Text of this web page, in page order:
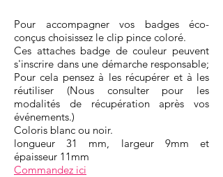
Pour accompagner vos badges éco-
conçus choisissez le clip pince coloré.
Ces attaches badge de couleur peuvent
s'inscrire dans une démarche responsable;
Pour cela pensez à les récupérer et à les
réutiliser (Nous consulter pour les
modalités de récupération après vos
événements.)
Coloris blanc ou noir.
longueur 31 mm, largeur 9mm et
épaisseur 11mm
Commandez ici